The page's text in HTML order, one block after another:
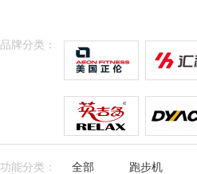
品牌分类：
功能分类： 全部 跑步机